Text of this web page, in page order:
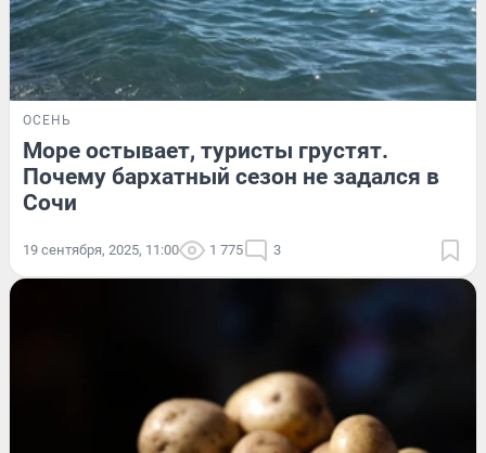
ОСЕНЬ
Море остывает, туристы грустят.
Почему бархатный сезон не задался в
Сочи
19 сентября, 2025, 11:00 1 775 3